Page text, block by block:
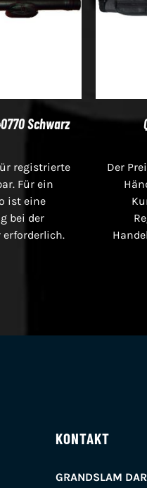
Schwarz
registrierte
Für ein
ist eine
bei der
erforderlich.
Der
KONTAKT
GRANDSLAM